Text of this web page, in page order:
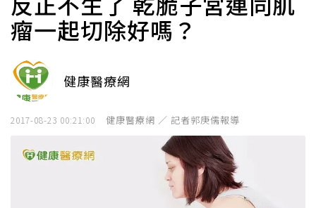
瘤一起切除好嗎？
健康醫療網
2017-08-23 00:21:00 健康醫療網 ／ 記者郭庚儒報導